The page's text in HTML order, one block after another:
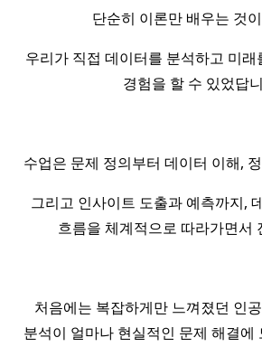
단순히 이론만 배우는 것
우리가 직접 데이터를 분석하고 미래
경험을 할 수 있었답
수업은 문제 정의부터 데이터 이해,
그리고 인사이트 도출과 예측까지,
흐름을 체계적으로 따라가면서
처음에는 복잡하게만 느껴졌던 인
분석이 얼마나 현실적인 문제 해결에